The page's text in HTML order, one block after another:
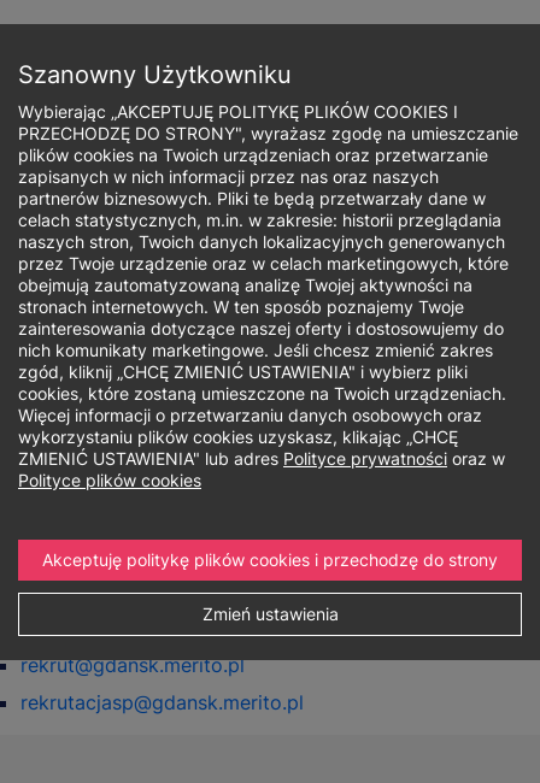
treści
Ścieżka
nawigacyjna
Jaki rodzaj studiów Cię interesuje?
Studia II stopnia z podyplomowymi
Biuro Rekrutacji
Uwaga! Kontakt telefoniczny możliwy jest tylko od pn- pt
w godzinach 9.00-16.00
Telefon:
+48 58 350 20 75
rekrut@gdansk.merito.pl
rekrutacjasp@gdansk.merito.pl
Szanowny Użytkowniku
Wybierając „AKCEPTUJĘ POLITYKĘ PLIKÓW COOKIES I
PRZECHODZĘ DO STRONY", wyrażasz zgodę na umieszczanie
plików cookies na Twoich urządzeniach oraz przetwarzanie
zapisanych w nich informacji przez nas oraz naszych
partnerów biznesowych. Pliki te będą przetwarzały dane w
celach statystycznych, m.in. w zakresie: historii przeglądania
naszych stron, Twoich danych lokalizacyjnych generowanych
przez Twoje urządzenie oraz w celach marketingowych, które
obejmują zautomatyzowaną analizę Twojej aktywności na
stronach internetowych. W ten sposób poznajemy Twoje
zainteresowania dotyczące naszej oferty i dostosowujemy do
nich komunikaty marketingowe. Jeśli chcesz zmienić zakres
zgód, kliknij „CHCĘ ZMIENIĆ USTAWIENIA" i wybierz pliki
cookies, które zostaną umieszczone na Twoich urządzeniach.
Więcej informacji o przetwarzaniu danych osobowych oraz
wykorzystaniu plików cookies uzyskasz, klikając „CHCĘ
ZMIENIĆ USTAWIENIA" lub adres Polityce prywatności oraz w
Polityce plików cookies
Zmień ustawienia
Akceptuję politykę plików cookies i przechodzę do strony